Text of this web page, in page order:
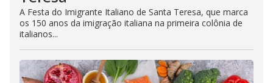
A Festa do Imigrante Italiano de Santa Teresa, que marca
os 150 anos da imigração italiana na primeira colônia de
italianos...